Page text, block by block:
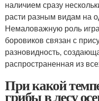
наличием сразу
расти разным видам на
Немаловажную роль
боровиков связан с
разновидность,
распространенная из
При какой
грибы в лесу